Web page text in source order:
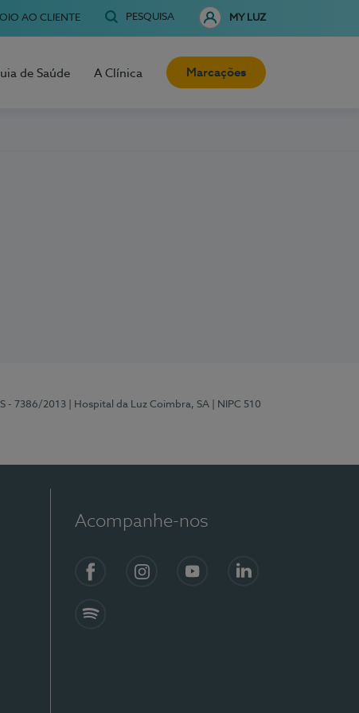
AO CLIENTE PESQUISA MY LUZ
de Saúde A Clínica Marcações
- 7386/2013 | Hospital da Luz Coimbra, SA
| NIPC 510
Acompanhe-nos